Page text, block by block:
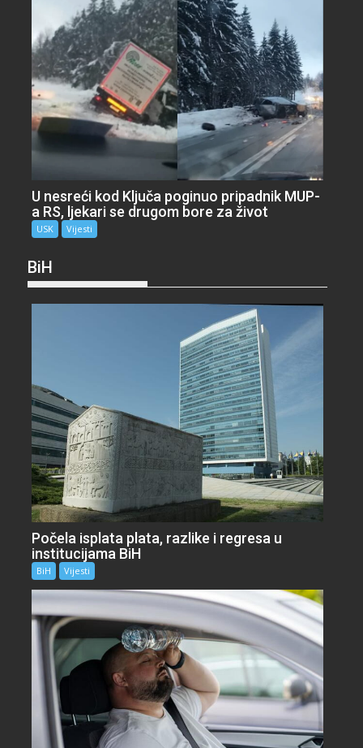
U nesreći kod Ključa poginuo pripadnik MUP-
a RS, ljekari se drugom bore za život
USK Vijesti
BiH
Počela isplata plata, razlike i regresa u
institucijama BiH
BiH Vijesti